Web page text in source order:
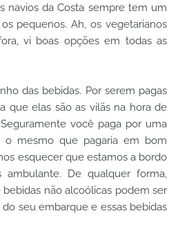
navios da Costa sempre tem um
pequenos. Ah, os vegetarianos
vi boas opções em todas as
das bebidas. Por serem pagas
que elas são as vilãs na hora de
você paga por uma
o mesmo que pagaria em bom
esquecer que estamos a bordo
De qualquer forma,
não alcoólicas podem ser
seu embarque e essas bebidas